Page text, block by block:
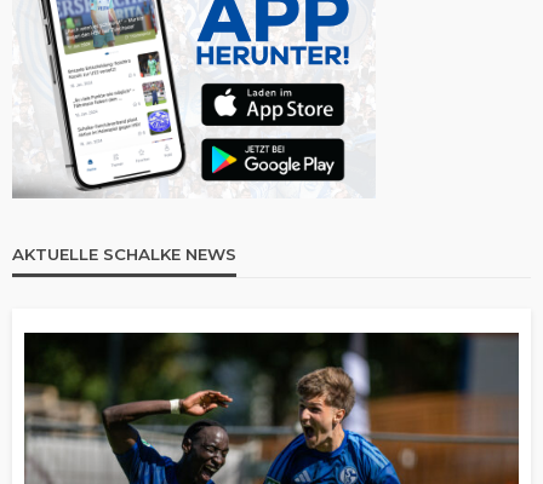
AKTUELLE SCHALKE NEWS